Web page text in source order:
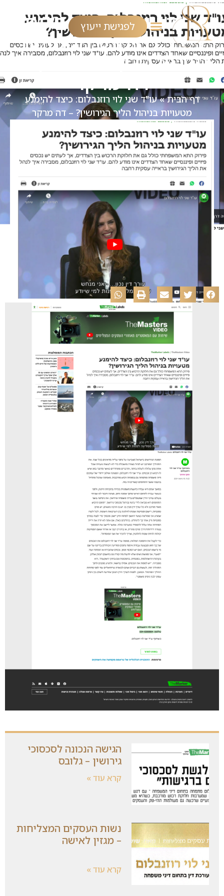
לפגישת ייעוץ
עו"ד שני לוי רוזנבלום:
כיצד להימנע מטעויות
בניהול הליך הגירושין? –
דה מרקר
דף הבית»עו"ד שני לוי רוזנבלום: כיצד להימנע
מטעויות בניהול הליך הגירושין? – דה מרקר
הגישה הנכונה לסכסוכי
גירושין – גלובס
קרא עוד »
נשות העסקים המצליחות
– מגזין לאישה
קרא עוד »